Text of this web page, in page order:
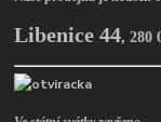
Libenice 44,280